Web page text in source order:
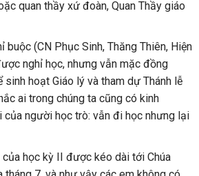
quan thầy xứ đoàn, Quan Thầy giáo
buộc (CN Phục Sinh, Thăng Thiên, Hiện
nghỉ học, nhưng vẫn mặc đồng
sinh hoạt Giáo lý và tham dự Thánh lễ
ai trong chúng ta cũng có kinh
của người học trò: vẫn đi học nhưng lại
học kỳ II được kéo dài tới Chúa